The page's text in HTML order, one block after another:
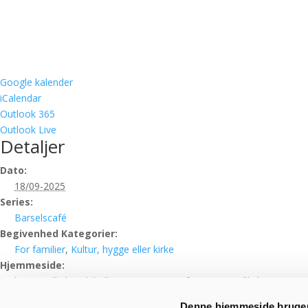
Google kalender
iCalendar
Outlook 365
Outlook Live
Detaljer
Dato:
18/09-2025
Series:
Barselscafé
Begivenhed Kategorier:
For familier, Kultur, hygge eller kirke
Hjemmeside:
https://silkeborgbib.dk/arrangementer?f%5B0%5D=filial%3A12